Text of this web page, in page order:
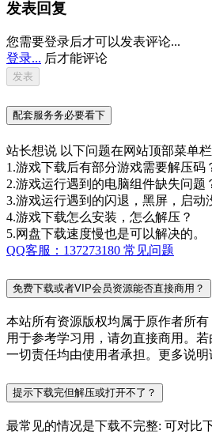
发表回复
您需要登录后才可以发表评论...
登录... 后才能评论
配套服务务必要看下
站长想说 以下问题在网站顶部菜单
1.游戏下载后有部分游戏需要解压码
2.游戏运行遇到的电脑组件缺失问题
3.游戏运行遇到的闪退，黑屏，启动
4.游戏下载怎么安装，怎么解压？
5.网盘下载速度慢也是可以解决的。
QQ客服：137273180 常见问题
免费下载或者VIP会员资源能否直接商用？
本站所有资源版权均属于原作者所
用于参考学习用，请勿直接商用。若
一切责任均由使用者承担。更多说明
提示下载完但解压或打开不了？
最常见的情况是下载不完整: 可对比